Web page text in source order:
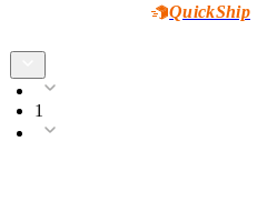
QuickShip
1